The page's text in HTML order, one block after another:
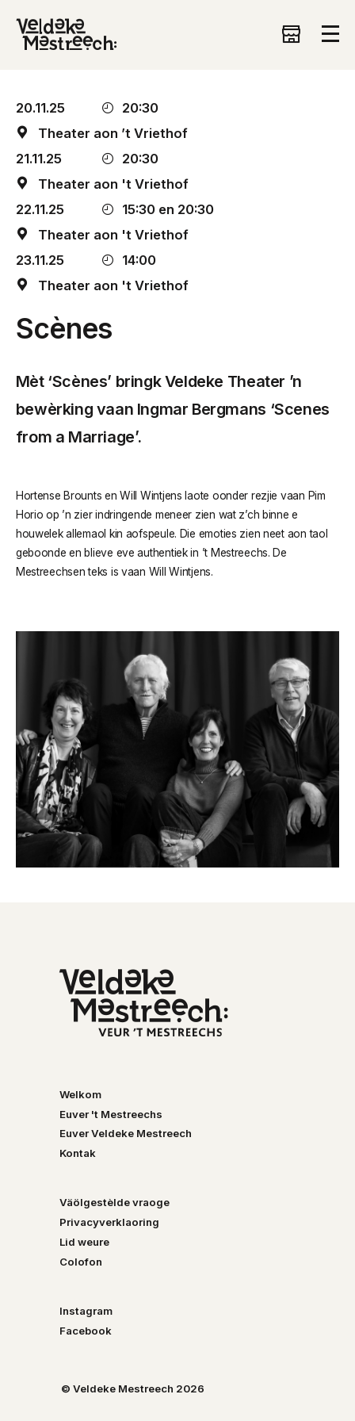
20.11.25
20:30
Theater aon ’t Vriethof
21.11.25
20:30
Theater aon 't Vriethof
22.11.25
15:30 en 20:30
Theater aon 't Vriethof
23.11.25
14:00
Theater aon 't Vriethof
Scènes
Mèt ‘Scènes’ bringk Veldeke Theater ’n
bewèrking vaan Ingmar Bergmans ‘Scenes
from a Marriage’.
Hortense Brounts en Will Wintjens laote oonder rezjie vaan Pim
Horio op ’n zier indringende meneer zien wat z’ch binne e
houwelek allemaol kin aofspeule. Die emoties zien neet aon taol
geboonde en blieve eve authentiek in ’t Mestreechs. De
Mestreechsen teks is vaan Will Wintjens.
Welkom
Euver 't Mestreechs
Euver Veldeke Mestreech
Kontak
Väölgestèlde vraoge
Privacyverklaoring
Lid weure
Colofon
Instagram
Facebook
© Veldeke Mestreech 2026